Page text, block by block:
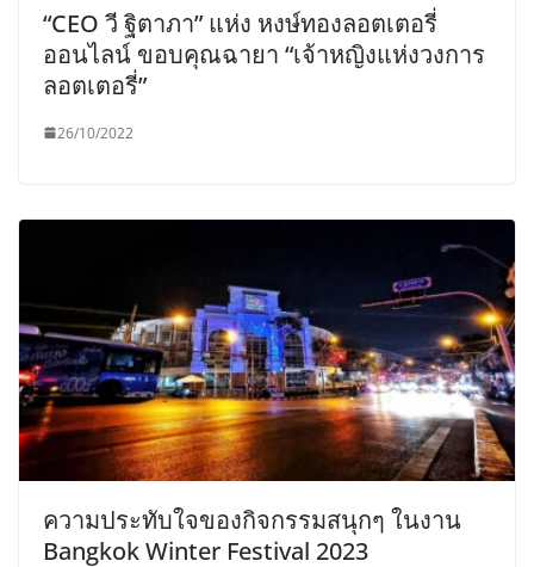
“CEO วี ฐิตาภา” แห่ง หงษ์ทองลอตเตอรี่
ออนไลน์ ขอบคุณฉายา “เจ้าหญิงแห่งวงการ
ลอตเตอรี่”
26/10/2022
ความประทับใจของกิจกรรมสนุกๆ ในงาน
Bangkok Winter Festival 2023